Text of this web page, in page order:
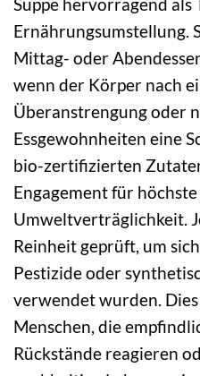
Suppe hervorragend als
Ernährungsumstellung.
Mittag- oder
wenn der Körper nach
Überanstrengung oder
Essgewohnheiten eine
bio-zertifizierten
Engagement für
Umweltverträglichkeit.
Reinheit geprüft, um
Pestizide oder
verwendet wurden.
Menschen, die
Rückstände reagieren